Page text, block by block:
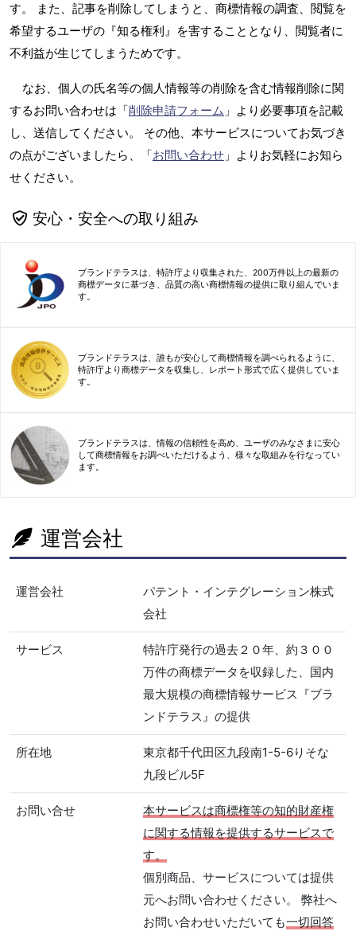
す。 また、記事を削除してしまうと、商標情報の調査、閲覧を
希望するユーザの『知る権利』を害することとなり、閲覧者に
不利益が生じてしまうためです。
なお、個人の氏名等の個人情報等の削除を含む情報削除に関
するお問い合わせは「削除申請フォーム 」より必要事項を記載
し、送信してください。 その他、本サービスについてお気づき
の点がございましたら、「お問い合わせ 」よりお気軽にお知ら
せください。
安心・安全への取り組み
ブランドテラスは、特許庁より収集された、200万件以上の最新の
商標データに基づき、品質の高い商標情報の提供に取り組んでいま
す。
ブランドテラスは、誰もが安心して商標情報を調べられるように、
特許庁より商標データを収集し、レポート形式で広く提供していま
す。
ブランドテラスは、情報の信頼性を高め、ユーザのみなさまに安心
して商標情報をお調べいただけるよう、様々な取組みを行なってい
ます。
運営会社
運営会社
パテント・インテグレーション株式
会社
サービス
特許庁発行の過去２０年、約３００
万件の商標データを収録した、国内
最大規模の商標情報サービス『ブラ
ンドテラス』の提供
所在地
東京都千代田区九段南1-5-6りそな
九段ビル5F
お問い合せ
本サービスは商標権等の知的財産権
に関する情報を提供するサービスで
す。
個別商品、サービスについては提供
元へお問い合わせください。 弊社へ
お問い合わせいただいても一切回答